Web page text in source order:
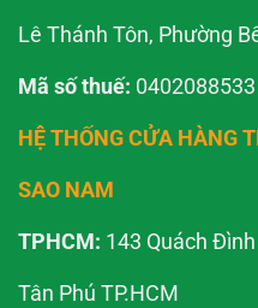
Lê Thánh Tôn, Phường
Mã số thuế: 0402088533
HỆ THỐNG CỬA HÀNG
SAO NAM
TPHCM: 143 Quách
Tân Phú TP.HCM